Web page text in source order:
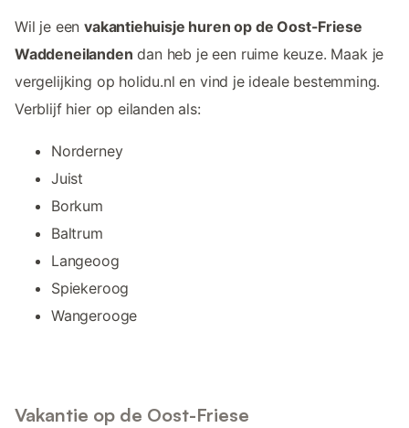
Wil je eenvakantiehuisje huren op de Oost-Friese
Waddeneilanden dan heb je een ruime keuze. Maak je
vergelijking op holidu.nl en vind je ideale bestemming.
Verblijf hier op eilanden als:
Norderney
Juist
Borkum
Baltrum
Langeoog
Spiekeroog
Wangerooge
Vakantie op de Oost-Friese